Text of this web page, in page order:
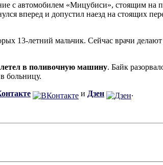
с автомобилем «Мицубиси», стоящим на
вперед и допустил наезд на стоящих
13-летний мальчик. Сейчас врачи
в поливочную машину. Байк
больницу.
и Дзен .